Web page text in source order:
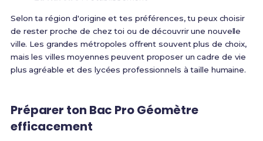
Selon ta région d'origine et tes préférences, tu peux choisir
de rester proche de chez toi ou de découvrir une nouvelle
ville. Les grandes métropoles offrent souvent plus de choix,
mais les villes moyennes peuvent proposer un cadre de vie
plus agréable et des lycées professionnels à taille humaine.
Préparer ton Bac Pro Géomètre
efficacement